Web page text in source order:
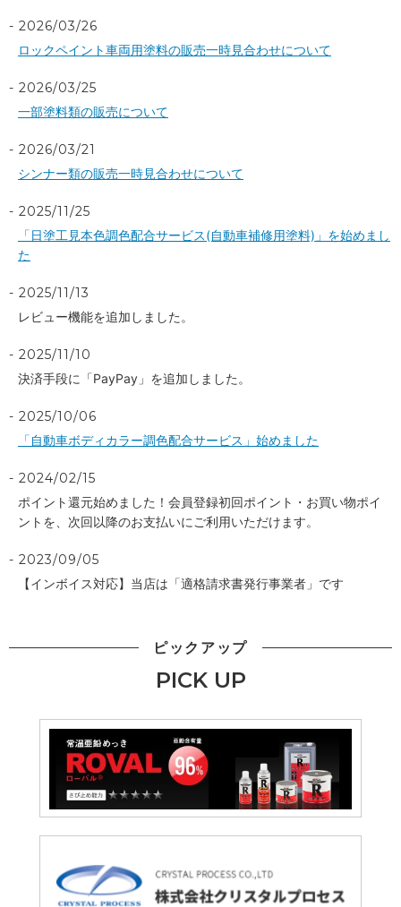
2026/03/26
ロックペイント車両用塗料の販売一時見合わせについて
2026/03/25
一部塗料類の販売について
2026/03/21
シンナー類の販売一時見合わせについて
2025/11/25
「日塗工見本色調色配合サービス(自動車補修用塗料)」を始めまし
た
2025/11/13
レビュー機能を追加しました。
2025/11/10
決済手段に「PayPay」を追加しました。
2025/10/06
「自動車ボディカラー調色配合サービス」始めました
2024/02/15
ポイント還元始めました！会員登録初回ポイント・お買い物ポイ
ントを、次回以降のお支払いにご利用いただけます。
2023/09/05
【インボイス対応】当店は「適格請求書発行事業者」です
ピックアップ
PICK UP